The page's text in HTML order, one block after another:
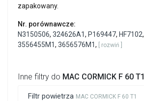
Inne filtry do MAC CORMICK F 60 T1
Filtr powietrza MAC CORMICK F 60 T1
zapakowany.
Nr. porównawcze:
N3150506, 324626A1, P169447, HF7102,
3556455M1, 3656576M1, [ rozwiń ]